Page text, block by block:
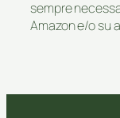
sempre
Amazon e/o su